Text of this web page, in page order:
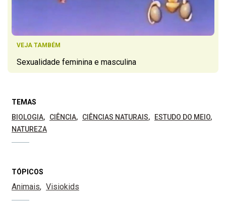
VEJA TAMBÉM
Sexualidade feminina e masculina
TEMAS
BIOLOGIA
CIÊNCIA CIÊNCIAS NATURAIS
ESTUDO DO MEIO
NATUREZA
TÓPICOS
Animais Visiokids